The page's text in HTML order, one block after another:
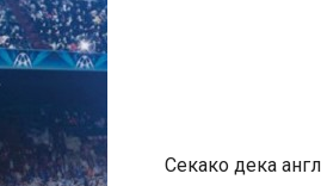
Секако дека